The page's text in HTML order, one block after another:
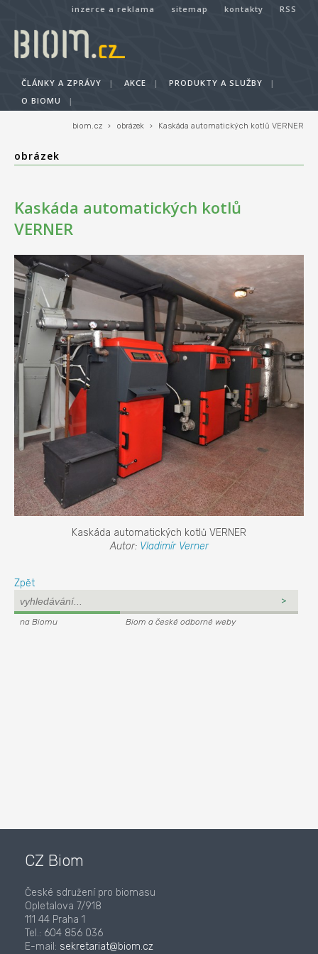
inzerce a reklama sitemap kontakty RSS
ČLÁNKY A ZPRÁVY | AKCE | PRODUKTY A SLUŽBY
|
O BIOMU
|
biom.cz › obrázek › Kaskáda automatických kotlů VERNER
obrázek
Kaskáda automatických kotlů
VERNER
Kaskáda automatických kotlů VERNER
Autor: Vladimír Verner
Zpět
na Biomu Biom a české odborné weby
CZ Biom
České sdružení pro biomasu
Opletalova 7/918
111 44 Praha 1
Tel.: 604 856 036
E-mail: sekretariat@biom.cz